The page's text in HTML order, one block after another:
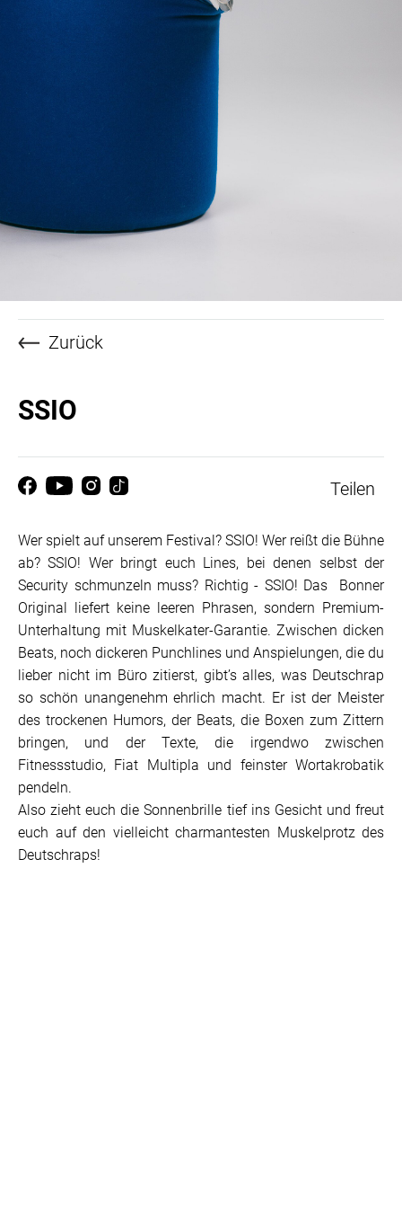
Zurück
SSIO
Teilen
Wer spielt auf unserem Festival? SSIO! Wer reißt die Bühne
ab? SSIO! Wer bringt euch Lines, bei denen selbst der
Security schmunzeln muss? Richtig - SSIO! Das Bonner
Original liefert keine leeren Phrasen, sondern Premium-
Unterhaltung mit Muskelkater-Garantie. Zwischen dicken
Beats, noch dickeren Punchlines und Anspielungen, die du
lieber nicht im Büro zitierst, gibt’s alles, was Deutschrap
so schön unangenehm ehrlich macht. Er ist der Meister
des trockenen Humors, der Beats, die Boxen zum Zittern
bringen, und der Texte, die irgendwo zwischen
Fitnessstudio, Fiat Multipla und feinster Wortakrobatik
pendeln.
Also zieht euch die Sonnenbrille tief ins Gesicht und freut
euch auf den vielleicht charmantesten Muskelprotz des
Deutschraps!